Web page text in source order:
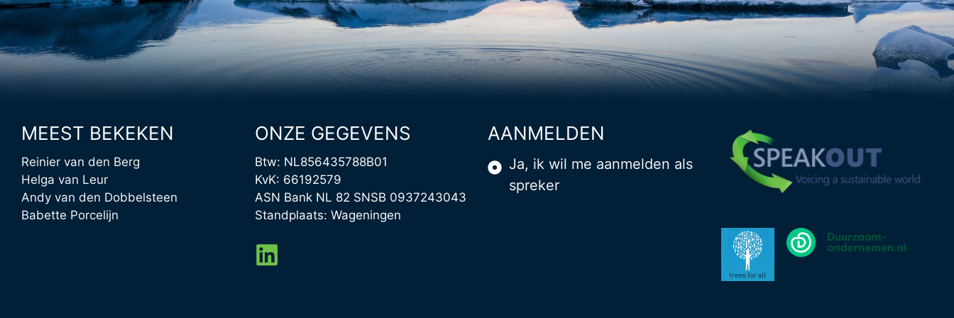
MEEST BEKEKEN
Reinier van den Berg
Helga van Leur
Andy van den Dobbelsteen
Babette Porcelijn
ONZE GEGEVENS
Btw: NL856435788B01
KvK: 66192579
ASN Bank NL 82 SNSB 0937243043
Standplaats: Wageningen
AANMELDEN
Ja, ik wil me aanmelden als
spreker